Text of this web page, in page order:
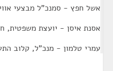
אשל חפץ - סמנכ"ל מבצעי
אסנת איסן - יועצת משפטית,
עמרי טלמון - מנכ"ל, קלוב